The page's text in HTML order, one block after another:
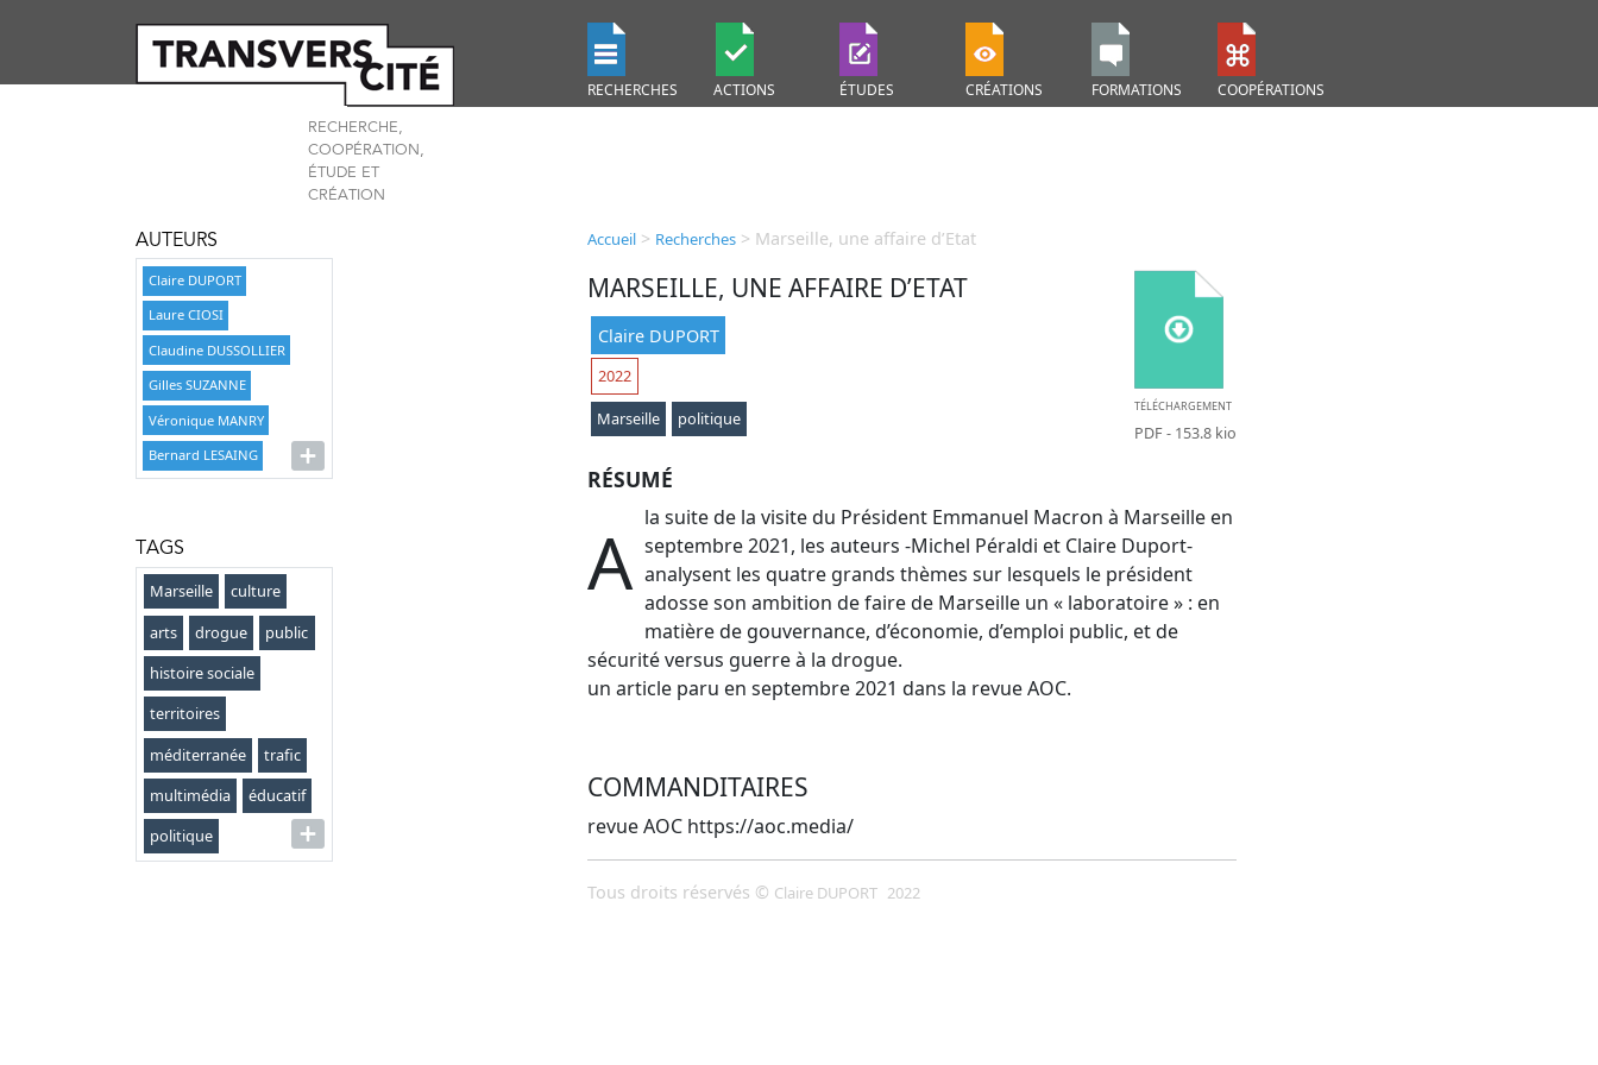
RECHERCHES ACTIONS ÉTUDES CRÉATIONS FORMATIONS COOPÉRATIONS
RECHERCHE,
COOPÉRATION,
ÉTUDE ET
CRÉATION
AUTEURS
Claire DUPORT
Laure CIOSI
Claudine DUSSOLLIER
Gilles SUZANNE
Véronique MANRY
Bernard LESAING
TAGS
Marseille
culture
arts
drogue
public
histoire sociale
territoires
méditerranée
trafic
multimédia
éducatif
politique
Accueil > Recherches > Marseille, une affaire d’Etat
TÉLÉCHARGEMENT
PDF- 153.8 kio
MARSEILLE, UNE AFFAIRE D’ETAT
Claire DUPORT
2022
Marseille
politique
RÉSUMÉ
A la suite de la visite du Président Emmanuel Macron à Marseille en
septembre 2021, les auteurs -Michel Péraldi et Claire Duport-
analysent les quatre grands thèmes sur lesquels le président
adosse son ambition de faire de Marseille un « laboratoire » : en
matière de gouvernance, d’économie, d’emploi public, et de
sécurité versus guerre à la drogue.
un article paru en septembre 2021 dans la revue AOC.
COMMANDITAIRES
revue AOC https://aoc.media/
Tous droits réservés © Claire DUPORT 2022